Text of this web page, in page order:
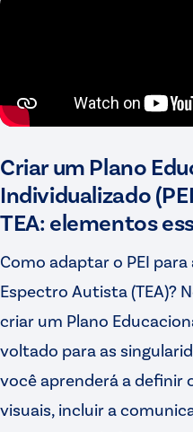
Criar um Plano
Individualizado
TEA: elementos
Como adaptar o PEI
Espectro Autista (TEA)?
criar um Plano
voltado para as
você aprenderá a definir
visuais, incluir a